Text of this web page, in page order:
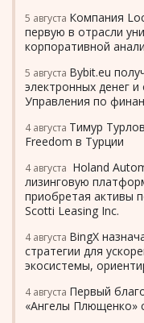
5 августа Компания
первую в отрасли
корпоративной
5 августа Bybit.eu
электронных денег
Управления по
4 августа Тимур
Freedom в Турции
4 августа Holand
лизинговую
приобретая активы
Scotti Leasing Inc.
4 августа BingX
стратегии для
экосистемы,
4 августа Первый
«Ангелы Плющенко»